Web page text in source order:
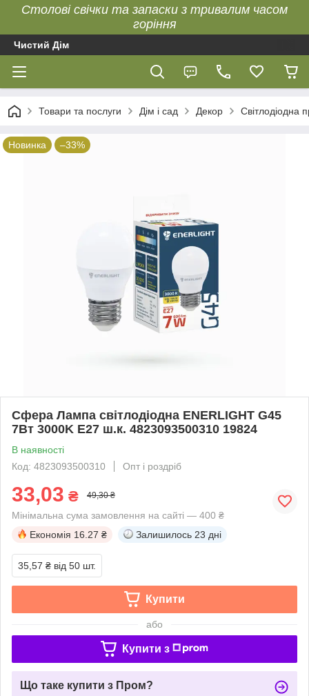
Столові свічки та запаски з тривалим часом
горіння
Чистий Дім
Товари та послуги Дім і сад Декор Світлодіодна
Новинка –33%
Сфера Лампа світлодіодна ENERLIGHT G45
7Вт 3000K E27 ш.к. 4823093500310 19824
В наявності
Код: 4823093500310
Опт і роздріб
33,03 ₴ 49,30 ₴
Мінімальна сума замовлення на сайті — 400 ₴
Економія 16.27 ₴ Залишилось 23 дні
35,57 ₴ від 50 шт.
Купити
або
Купити з
Що таке купити з Пром?